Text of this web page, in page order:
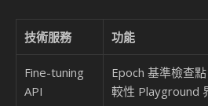
技術服務 功能
Fine-tuning
API
Epoch 基準檢查
較性 Playground